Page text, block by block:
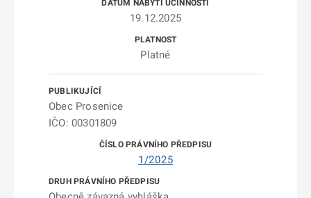
19.12.2025
Platné
Obec Prosenice
IČO: 00301809
1/2025